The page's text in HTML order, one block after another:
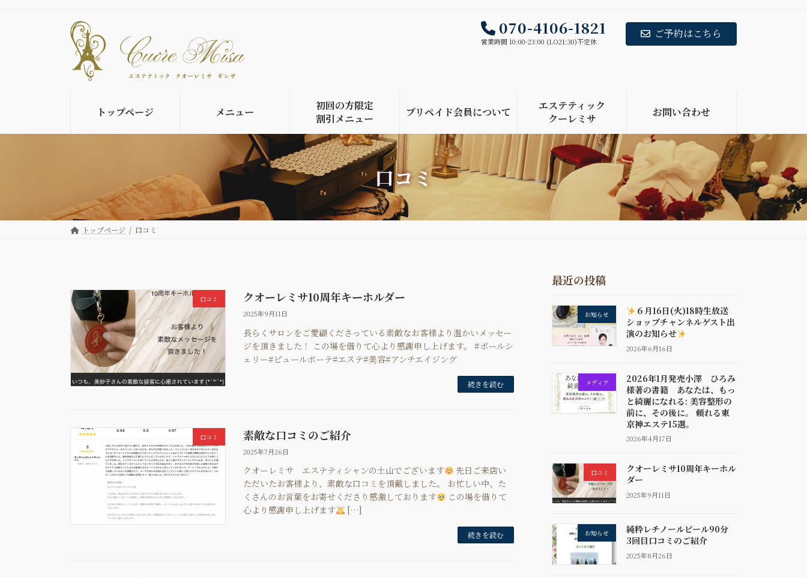
プ
動
070-4106-1821
営業時間 10:00-23:00 (LO21:30)不定休
ご予約はこちら
トップページ メニュー
初回の方限定
割引メニュー
プリペイド会員について
エステティック
クーレミサ
お問い合わせ
口コミ
トップページ 口コミ
口コミ クオーレミサ10周年キーホルダー
2025年9月11日
長らくサロンをご愛顧くださっている素敵なお客様より温かいメッセー
ジを頂きました！ この場を借りて心より感謝申し上げます。 #ポールシ
ェリー#ピュールボーテ#エステ#美容#アンチエイジング
続きを読む
口コミ 素敵な口コミのご紹介
2025年7月26日
クオーレミサ エステティシャンの土山でございます
先日ご来店い
ただいたお客様より、素敵な口コミを頂戴しました。 お忙しい中、た
くさんのお言葉をお寄せくださり感激しております
この場を借りて
心より感謝申し上げます
‍ […]
続きを読む
最近の投稿
お知らせ
６月16日(火)18時生放送
ショップチャンネルゲスト出
演のお知らせ
2026年6月16日
メディア
2026年1月発売小澤 ひろみ
様著の書籍 あなたは、もっ
と綺麗になれる: 美容整形の
前に、その後に。 頼れる東
京神エステ15選。
2026年4月17日
口コミ
クオーレミサ10周年キーホル
ダー
2025年9月11日
お知らせ
純粋レチノールピール90分
3回目口コミのご紹介
2025年8月26日